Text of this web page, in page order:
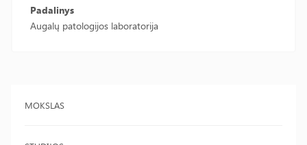
MOKSLAS
Padalinys
Augalų patologijos laboratorija